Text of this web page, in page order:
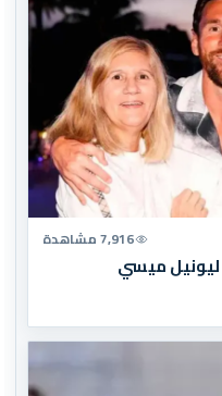
7,916 مشاهدة
ليونيل ميسي